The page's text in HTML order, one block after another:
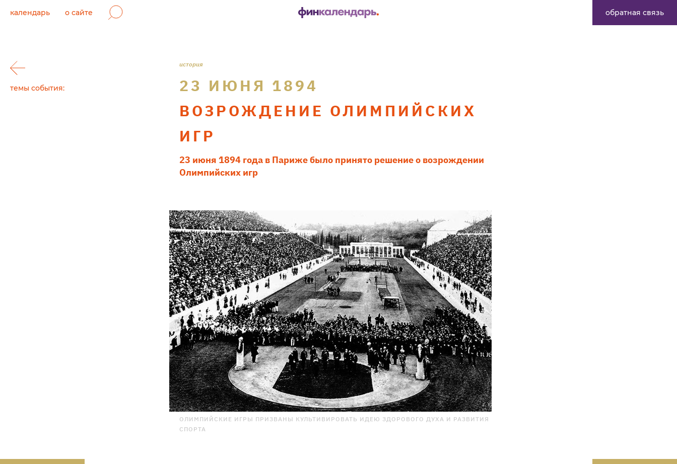
календарь о сайте обратная связь
темы события:
история
23 ИЮНЯ 1894
ВОЗРОЖДЕНИЕ ОЛИМПИЙСКИХ
ИГР
23 июня 1894 года в Париже было принято решение о возрождении
Олимпийских игр
ОЛИМПИЙСКИЕ ИГРЫ ПРИЗВАНЫ КУЛЬТИВИРОВАТЬ ИДЕЮ ЗДОРОВОГО ДУХА И РАЗВИТИЯ
СПОРТА